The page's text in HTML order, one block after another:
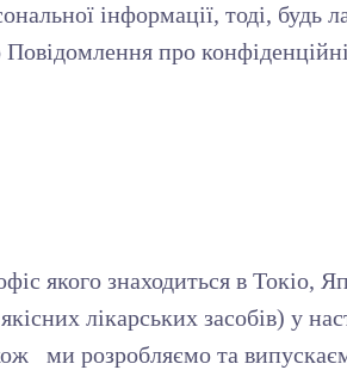
інформації, тоді, будь
про
якого знаходиться в Токіо,
лікарських засобів) у
ми розробляємо та